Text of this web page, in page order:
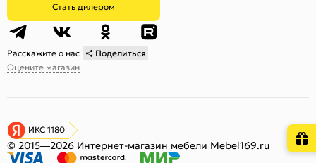
Стать дилером
Расскажите о нас
Поделиться
Оцените магазин
ИКС 1180
© 2015—2026 Интернет-магазин мебели Mebel169.ru